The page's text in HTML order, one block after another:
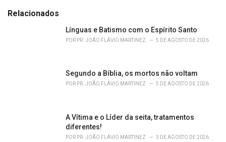
e
Relacionados
Línguas e Batismo com o Espírito Santo
POR PR. JOÃO FLÁVIO MARTINEZ 5 DE AGOSTO DE 2026
Segundo a Bíblia, os mortos não voltam
POR PR. JOÃO FLÁVIO MARTINEZ 5 DE AGOSTO DE 2026
A Vítima e o Líder da seita, tratamentos
diferentes!
POR PR. JOÃO FLÁVIO MARTINEZ 3 DE AGOSTO DE 2026